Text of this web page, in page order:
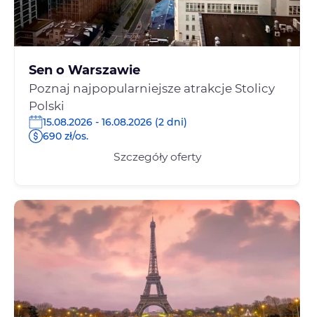
Sen o Warszawie
Poznaj najpopularniejsze atrakcje Stolicy
Polski
15.08.2026 - 16.08.2026 (2 dni)
690 zł/os.
Szczegóły oferty